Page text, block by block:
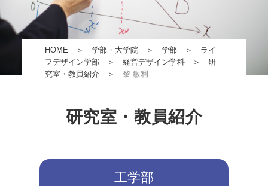
HOME ＞ 学部・大学院＞ 学部＞ ライ
フデザイン学部＞ 経営デザイン学科＞ 研
究室・教員紹介＞ 黎 敏利
研究室・教員紹介
工学部